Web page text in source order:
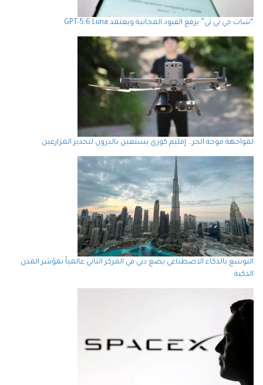
“شات جي بي تي” يرفع القيود المجانية ويعتمد GPT-5.6 Luna
لمواجهة موجة الحر… إقليم كوري يستعين بالدرون لتحذير المزارعين
التوسع بالذكاء الاصطناعي يضع دبي في المركز الثاني عالمياً بمؤشر المدن
الذكية